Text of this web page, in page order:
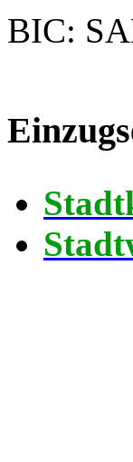
BIC: